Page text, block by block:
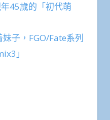
45歲的「初代萌
子，FGO/Fate系列
」